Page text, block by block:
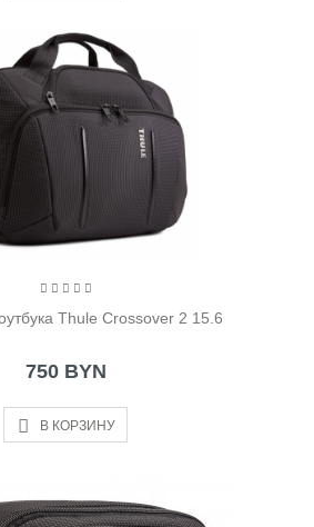
Thule Crossover 2 15.6
750 BYN
В КОРЗИНУ